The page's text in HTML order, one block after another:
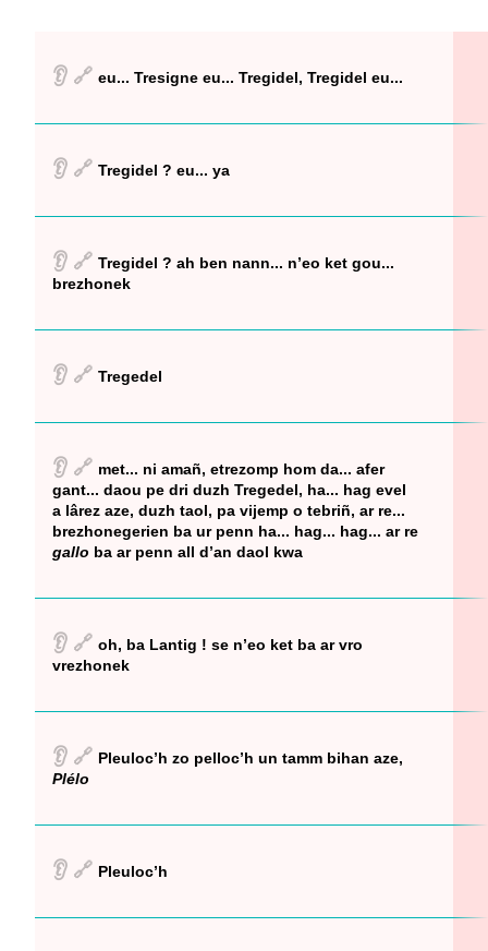
👂 🔗 eu... Tresigne eu... Tregidel, Tregidel eu...
👂 🔗 Tregidel ? eu... ya
👂 🔗 Tregidel ? ah ben nann... n’eo ket gou...
brezhonek
👂 🔗 Tregedel
👂 🔗 met... ni amañ, etrezomp hom da... afer
gant... daou pe dri duzh Tregedel, ha... hag evel
a lârez aze, duzh taol, pa vijemp o tebriñ, ar re...
brezhonegerien ba ur penn ha... hag... hag... ar re
gallo ba ar penn all d’an daol kwa
👂 🔗 oh, ba Lantig ! se n’eo ket ba ar vro
vrezhonek
👂 🔗 Pleuloc’h zo pelloc’h un tamm bihan aze,
Plélo
👂 🔗 Pleuloc’h